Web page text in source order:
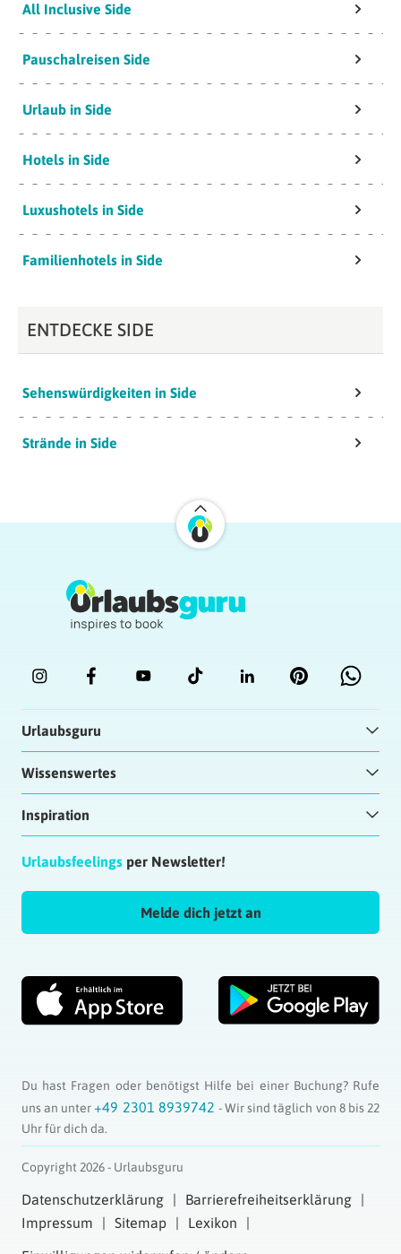
All Inclusive Side
Pauschalreisen Side
Urlaub in Side
Hotels in Side
Luxushotels in Side
Familienhotels in Side
ENTDECKE SIDE
Sehenswürdigkeiten in Side
Strände in Side
Urlaubsguru
Wissenswertes
Inspiration
Urlaubsfeelings per Newsletter!
Melde dich jetzt an
Du hast Fragen oder benötigst Hilfe bei einer Buchung? Rufe
uns an unter+49 2301 8939742 - Wir sind täglich von 8 bis 22
Uhr für dich da.
Copyright 2026 - Urlaubsguru
Datenschutzerklärung
Barrierefreiheitserklärung
Impressum
Sitemap Lexikon